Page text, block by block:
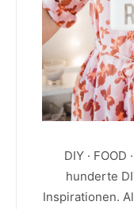
DIY ·
hunderte
Inspirationen.